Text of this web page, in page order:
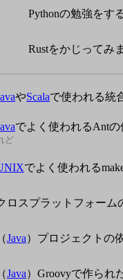
Pythonの勉強をす
Rustをかじってみ
やScalaで使われる統
でよく使われるAnt
ど
でよく使われる
ロスプラットフォーム
（Java）プロジェクトの
（Java）Groovyで作られ